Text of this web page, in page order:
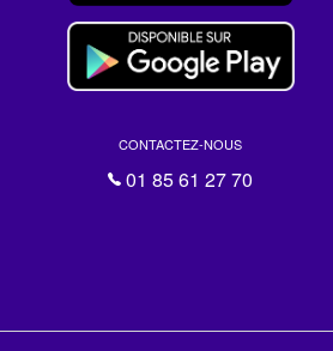
CONTACTEZ-NOUS
01 85 61 27 70